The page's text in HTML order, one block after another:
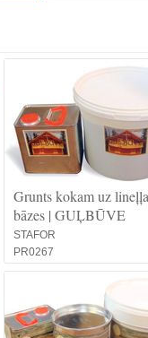
Grunts kokam uz
bāzes | GUĻBŪVE
STAFOR
PR0267